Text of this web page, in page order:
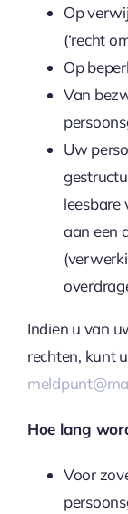
Op
(‘recht
Op
Van
Uw
leesbare
aan een
Indien u van
rechten, kunt
Hoe lang
Voor